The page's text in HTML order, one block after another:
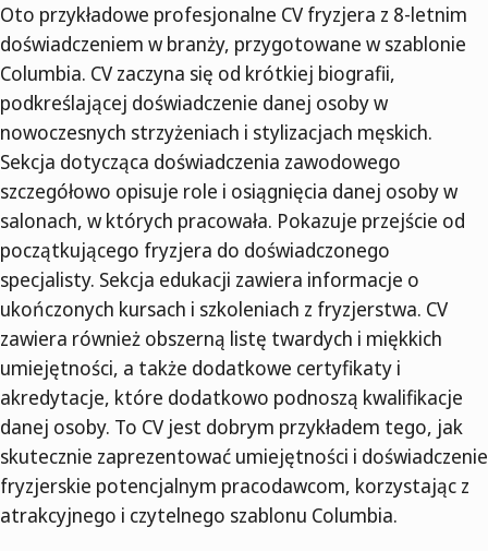
Oto przykładowe profesjonalne CV fryzjera z 8-letnim
doświadczeniem w branży, przygotowane w szablonie
Columbia. CV zaczyna się od krótkiej biografii,
podkreślającej doświadczenie danej osoby w
nowoczesnych strzyżeniach i stylizacjach męskich.
Sekcja dotycząca doświadczenia zawodowego
szczegółowo opisuje role i osiągnięcia danej osoby w
salonach, w których pracowała. Pokazuje przejście od
początkującego fryzjera do doświadczonego
specjalisty. Sekcja edukacji zawiera informacje o
ukończonych kursach i szkoleniach z fryzjerstwa. CV
zawiera również obszerną listę twardych i miękkich
umiejętności, a także dodatkowe certyfikaty i
akredytacje, które dodatkowo podnoszą kwalifikacje
danej osoby. To CV jest dobrym przykładem tego, jak
skutecznie zaprezentować umiejętności i doświadczenie
fryzjerskie potencjalnym pracodawcom, korzystając z
atrakcyjnego i czytelnego szablonu Columbia.